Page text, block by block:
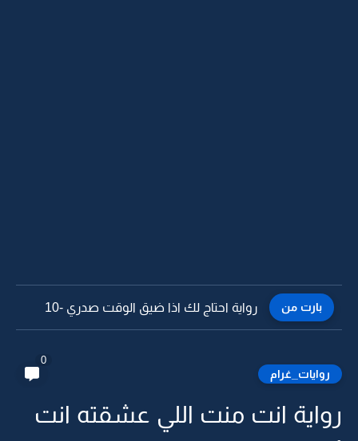
بارت من رواية احتاج لك اذا ضيق الوقت صدري -9
روايات_غرام
0
رواية انت منت اللي عشقته انت